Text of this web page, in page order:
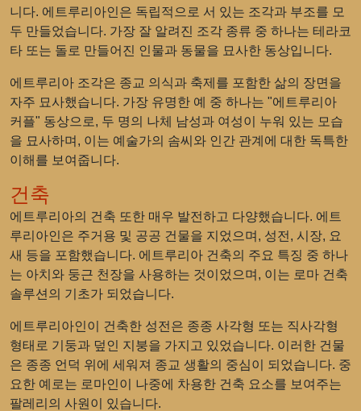
니다. 에트루리아인은 독립적으로 서 있는 조각과 부조를 모
두 만들었습니다. 가장 잘 알려진 조각 종류 중 하나는 테라코
타 또는 돌로 만들어진 인물과 동물을 묘사한 동상입니다.
에트루리아 조각은 종교 의식과 축제를 포함한 삶의 장면을
자주 묘사했습니다. 가장 유명한 예 중 하나는 "에트루리아
커플" 동상으로, 두 명의 나체 남성과 여성이 누워 있는 모습
을 묘사하며, 이는 예술가의 솜씨와 인간 관계에 대한 독특한
이해를 보여줍니다.
건축
에트루리아의 건축 또한 매우 발전하고 다양했습니다. 에트
루리아인은 주거용 및 공공 건물을 지었으며, 성전, 시장, 요
새 등을 포함했습니다. 에트루리아 건축의 주요 특징 중 하나
는 아치와 둥근 천장을 사용하는 것이었으며, 이는 로마 건축
솔루션의 기초가 되었습니다.
에트루리아인이 건축한 성전은 종종 사각형 또는 직사각형
형태로 기둥과 덮인 지붕을 가지고 있었습니다. 이러한 건물
은 종종 언덕 위에 세워져 종교 생활의 중심이 되었습니다. 중
요한 예로는 로마인이 나중에 차용한 건축 요소를 보여주는
팔레리의 사원이 있습니다.